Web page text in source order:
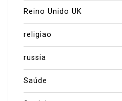
Reino Unido UK
religiao
russia
Saúde